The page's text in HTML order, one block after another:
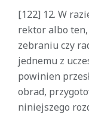
[122] 12. W
rektor albo
zebraniu czy
jednemu z
powinien
obrad,
niniejszego